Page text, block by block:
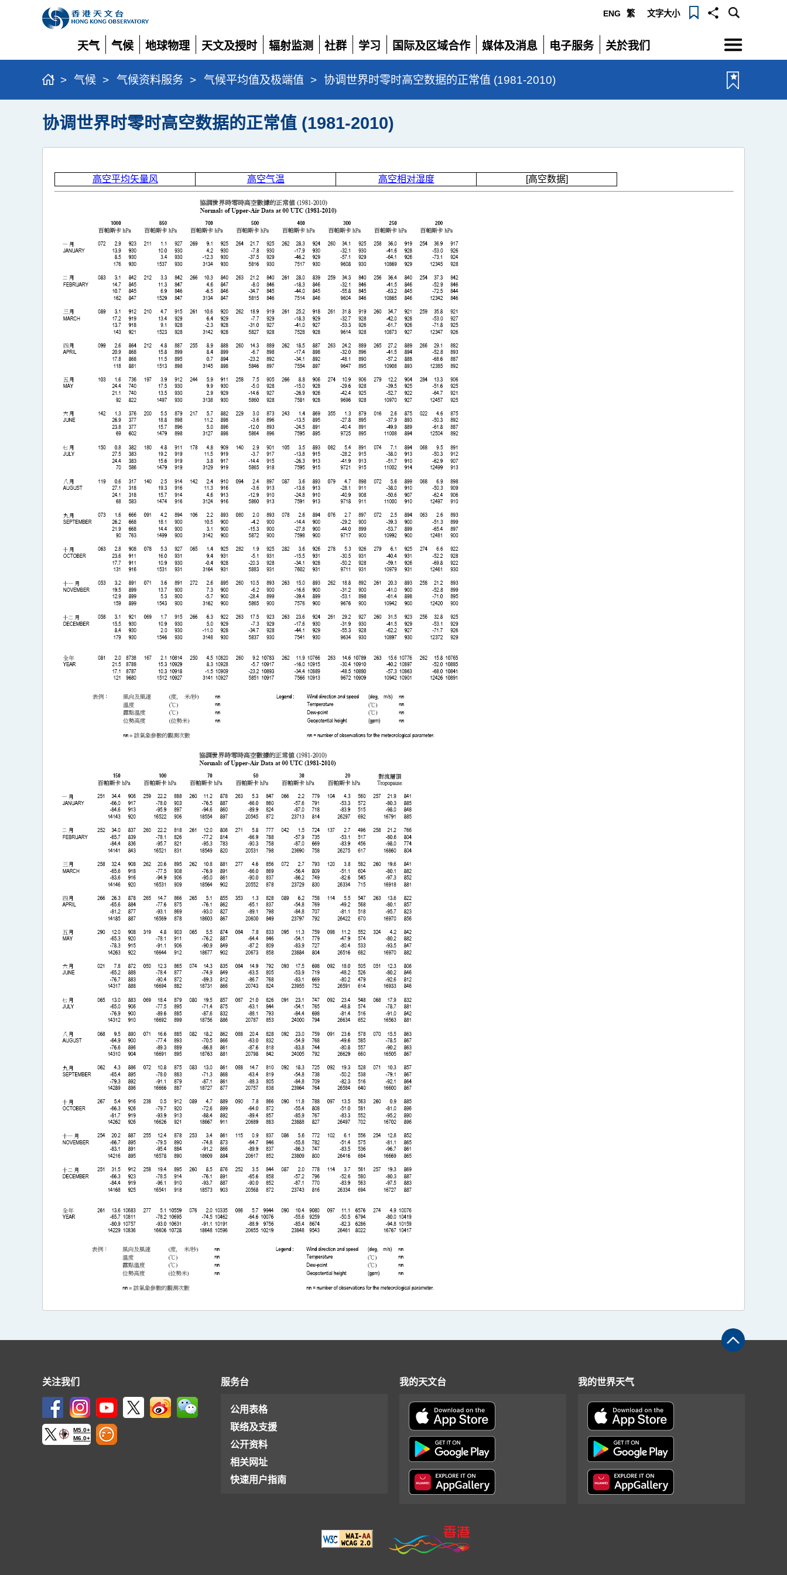
ENG 繁 文字大小
天气
展
开
气候
展
开
地球物理
展
开
天文及授时
展
开
辐射监测
展
开
社群
展
开
学习
展
开
国际及区域合作
展
开
媒体及消息
展
开
电子服务
展
开
关於我们
展
选
单
> 气候 > 气候资料服务 > 气候平均值及极端值 > 协调世界时零时高空数据的正常值 (1981-2010)
协调世界时零时高空数据的正常值 (1981-2010)
高空平均矢量风 高空气温 高空相对湿度 [高空数据]
关注我们
M5.0+
M6.0+
服务台
公用表格
联络及支援
公开资料
相关网址
快速用户指南
我的天文台 我的世界天气